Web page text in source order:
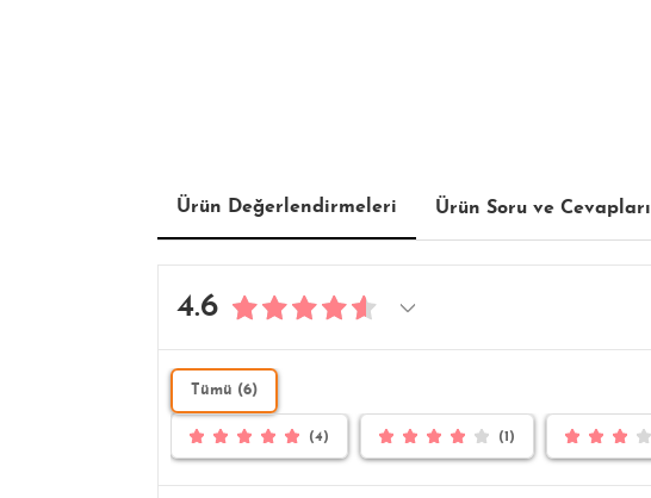
Ürün Değerlendirmeleri Ürün Soru ve Cevapları
4.6
Tümü (6)
(4) (1)